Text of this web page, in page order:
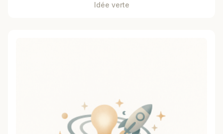
Idée verte